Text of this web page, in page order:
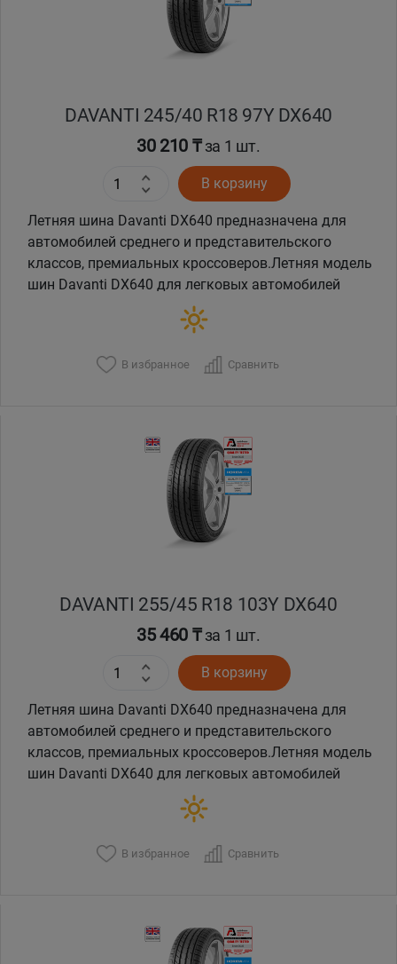
DAVANTI 245/40 R18 97Y DX640
30 210 ₸за 1 шт.
В корзину
Летняя шина Davanti DX640 предназначена для
автомобилей среднего и представительского
классов, премиальных кроссоверов.Летняя модель
шин Davanti DX640 для легковых автомобилей
В избранное Сравнить
DAVANTI 255/45 R18 103Y DX640
35 460 ₸за 1 шт.
В корзину
Летняя шина Davanti DX640 предназначена для
автомобилей среднего и представительского
классов, премиальных кроссоверов.Летняя модель
шин Davanti DX640 для легковых автомобилей
В избранное Сравнить